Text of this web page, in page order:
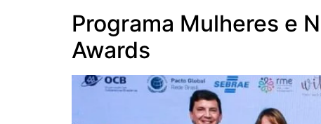
Programa Mulheres e
Awards